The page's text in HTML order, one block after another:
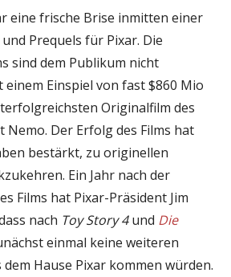
eine frische Brise inmitten einer
Prequels für Pixar. Die
sind dem Publikum nicht
Einspiel von fast $860 Mio
Originalfilm des
Nemo. Der Erfolg des Films hat
bestärkt, zu originellen
Ein Jahr nach der
Films hat Pixar-Präsident Jim
nach Toy Story 4und Die
einmal keine weiteren
Hause Pixar kommen würden.